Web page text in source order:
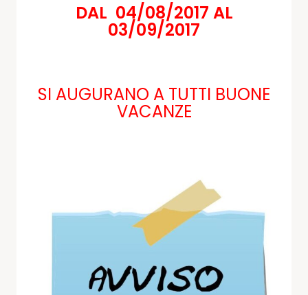
DAL 04/08/2017 AL
03/09/2017
SI AUGURANO A TUTTI BUONE
VACANZE